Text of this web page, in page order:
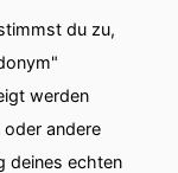
du zu,
werden
oder andere
deines echten